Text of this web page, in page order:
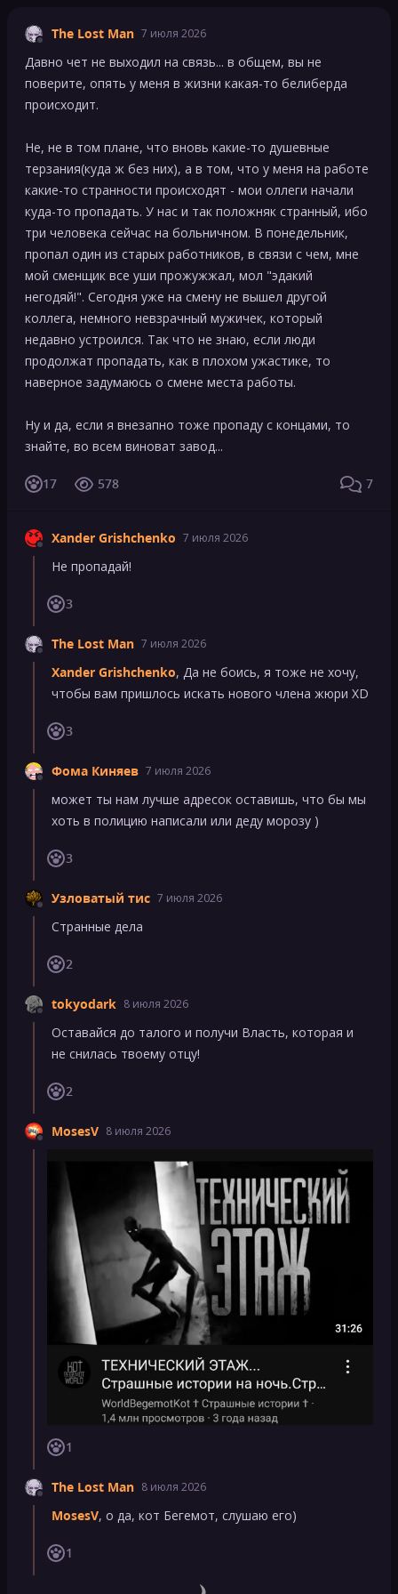
The Lost Man 7 июля 2026
Давно чет не выходил на связь... в общем, вы не
поверите, опять у меня в жизни какая-то белиберда
происходит.
Не, не в том плане, что вновь какие-то душевные
терзания(куда ж без них), а в том, что у меня на работе
какие-то странности происходят - мои оллеги начали
куда-то пропадать. У нас и так положняк странный, ибо
три человека сейчас на больничном. В понедельник,
пропал один из старых работников, в связи с чем, мне
мой сменщик все уши прожужжал, мол "эдакий
негодяй!". Сегодня уже на смену не вышел другой
коллега, немного невзрачный мужичек, который
недавно устроился. Так что не знаю, если люди
продолжат пропадать, как в плохом ужастике, то
наверное задумаюсь о смене места работы.
Ну и да, если я внезапно тоже пропаду с концами, то
знайте, во всем виноват завод...
17 578 7
Xander Grishchenko 7 июля 2026
Не пропадай!
3
The Lost Man 7 июля 2026
Xander Grishchenko, Да не боись, я тоже не хочу,
чтобы вам пришлось искать нового члена жюри XD
3
Фома Киняев 7 июля 2026
может ты нам лучше адресок оставишь, что бы мы
хоть в полицию написали или деду морозу )
3
Узловатый тис 7 июля 2026
Странные дела
2
tokyodark 8 июля 2026
Оставайся до талого и получи Власть, которая и
не снилась твоему отцу!
2
MosesV 8 июля 2026
1
The Lost Man 8 июля 2026
MosesV, о да, кот Бегемот, слушаю его)
1